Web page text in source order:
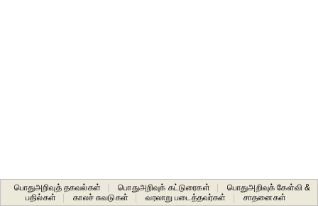
பொதுஅறிவுத் தகவல்கள் பொதுஅறிவுக் கட்டுரைகள்
பொதுஅறிவுக் கேள்வி &
பதில்கள்
காலச் சுவடுகள் வரலாறு படைத்தவர்கள் சாதனைகள்‎